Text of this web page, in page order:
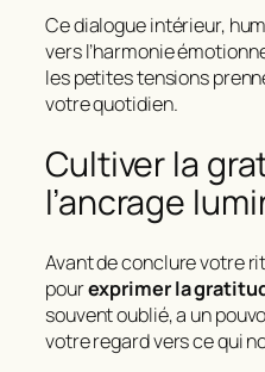
Ce dialogue intérieur,
vers l’harmonie
les petites tensions
votre quotidien.
Cultiver la
l’ancrage
Avant de conclure votre
pourexprimer la
souvent oublié, a un
votre regard vers ce qui